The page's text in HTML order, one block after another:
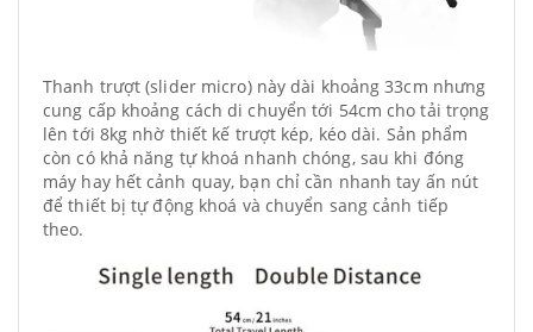
Thanh trượt (slider micro) này dài khoảng 33cm nhưng
cung cấp khoảng cách di chuyển tới 54cm cho tải trọng
lên tới 8kg nhờ thiết kế trượt kép, kéo dài. Sản phẩm
còn có khả năng tự khoá nhanh chóng, sau khi đóng
máy hay hết cảnh quay, bạn chỉ cần nhanh tay ấn nút
để thiết bị tự động khoá và chuyển sang cảnh tiếp
theo.